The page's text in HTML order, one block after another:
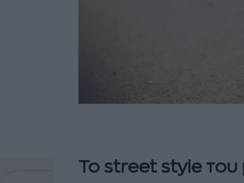
Το street style του